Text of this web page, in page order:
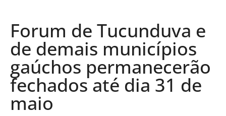
Forum de Tucunduva e
de demais municípios
gaúchos permanecerão
fechados até dia 31 de
maio